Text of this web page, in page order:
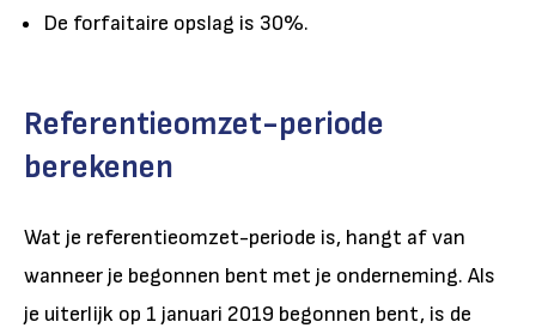
De forfaitaire opslag is 30%.
Referentieomzet-periode
berekenen
Wat je referentieomzet-periode is, hangt af van
wanneer je begonnen bent met je onderneming. Als
je uiterlijk op 1 januari 2019 begonnen bent, is de